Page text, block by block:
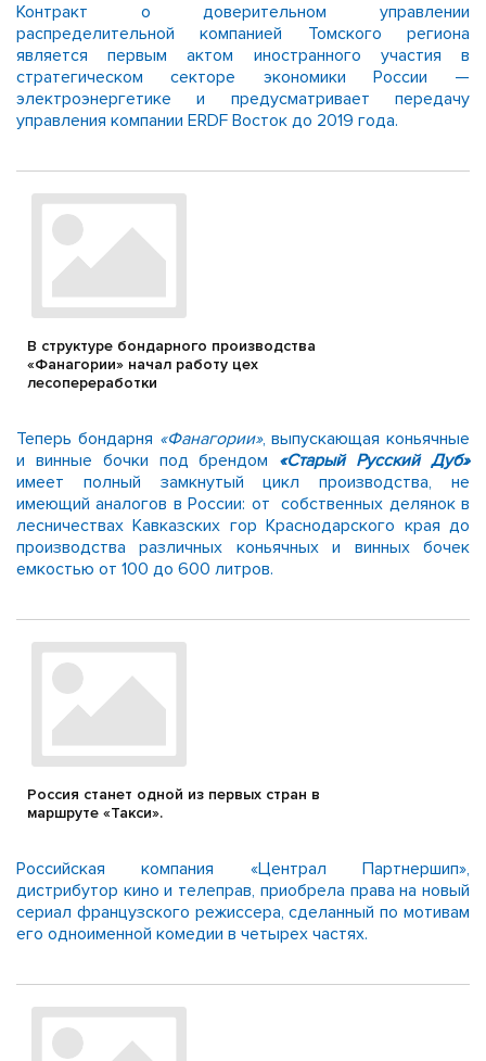
Контракт о доверительном управлении
распределительной компанией Томского региона
является первым актом иностранного участия в
стратегическом секторе экономики России —
электроэнергетике и предусматривает передачу
управления компании ERDF Восток до 2019 года.
В структуре бондарного производства
«Фанагории» начал работу цех
лесопереработки
Теперь бондарня «Фанагории», выпускающая коньячные
и винные бочки под брендом «Старый Русский Дуб»
имеет полный замкнутый цикл производства, не
имеющий аналогов в России: от собственных делянок в
лесничествах Кавказских гор Краснодарского края до
производства различных коньячных и винных бочек
емкостью от 100 до 600 литров.
Россия станет одной из первых стран в
маршруте «Такси».
Российская компания «Централ Партнершип»,
дистрибутор кино и телеправ, приобрела права на новый
сериал французского режиссера, сделанный по мотивам
его одноименной комедии в четырех частях.